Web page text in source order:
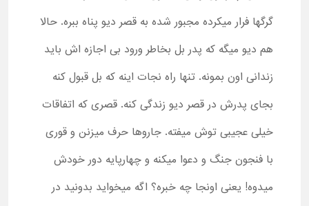
گرگها فرار میکرده مجبور شده به قصر دیو پناه ببره. حالا
هم دیو میگه که پدر بل بخاطر ورود بی اجازه اش باید
زندانی اون بمونه. تنها راه نجات اینه که بل قبول کنه
بجای پدرش در قصر دیو زندگی کنه. قصری که اتفاقات
خیلی عجیبی توش میفته. جاروها حرف میزنن و قوری
با فنجون جنگ و دعوا میکنه و چهارپایه دور خودش
میدوه! یعنی اونجا چه خبره؟ اگه میخواید بدونید در